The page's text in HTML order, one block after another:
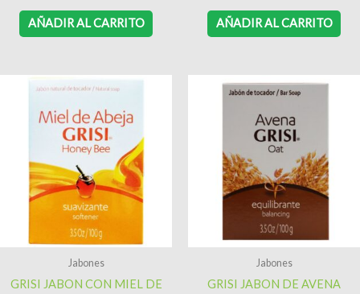
AÑADIR AL CARRITO AÑADIR AL CARRITO
Jabones
GRISI JABON CON MIEL DE
Jabones
GRISI JABON DE AVENA